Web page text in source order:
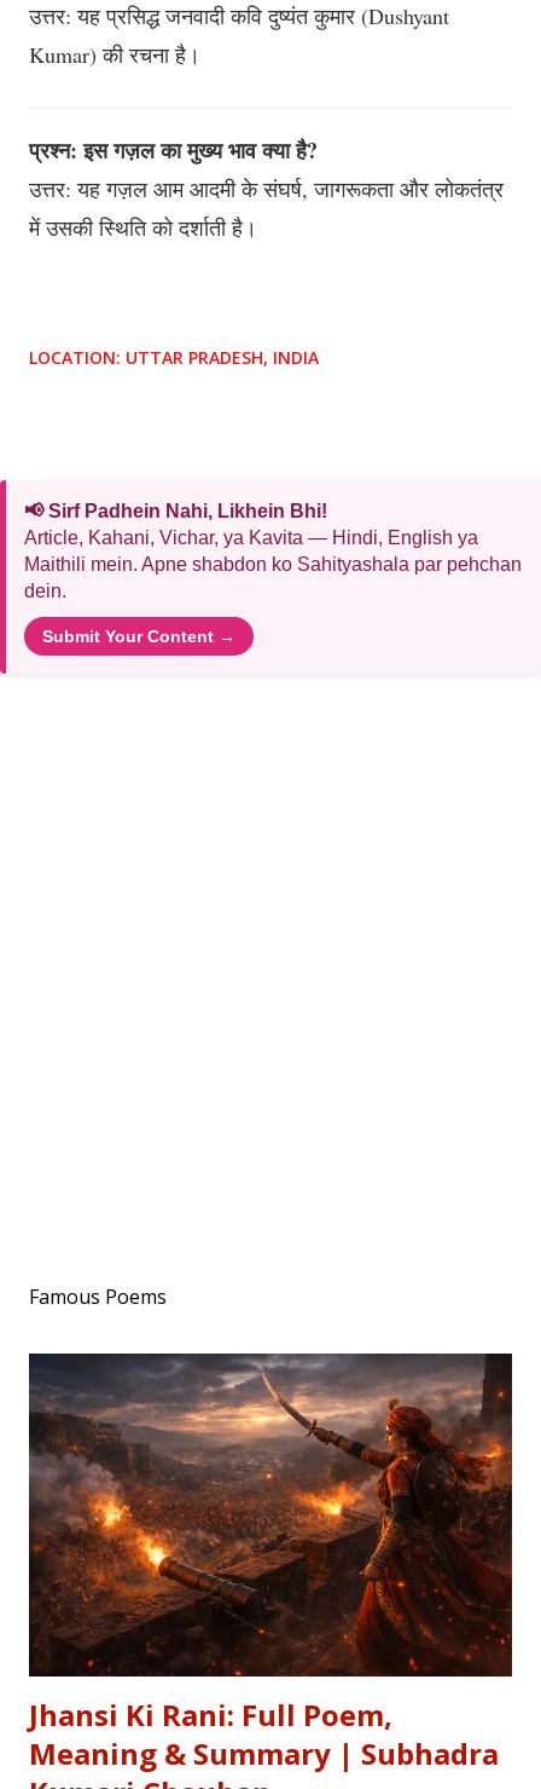
उत्तर: यह प्रसिद्ध जनवादी कवि दुष्यंत कुमार (Dushyant
Kumar) की रचना है।
प्रश्न: इस गज़ल का मुख्य भाव क्या है?
उत्तर: यह गज़ल आम आदमी के संघर्ष, जागरूकता और लोकतंत्र
में उसकी स्थिति को दर्शाती है।
LOCATION: UTTAR PRADESH, INDIA
📢 Sirf Padhein Nahi, Likhein Bhi!
Article, Kahani, Vichar, ya Kavita — Hindi, English ya
Maithili mein. Apne shabdon ko Sahityashala par pehchan
dein.
Submit Your Content →
Famous Poems
Jhansi Ki Rani: Full Poem,
Meaning & Summary | Subhadra